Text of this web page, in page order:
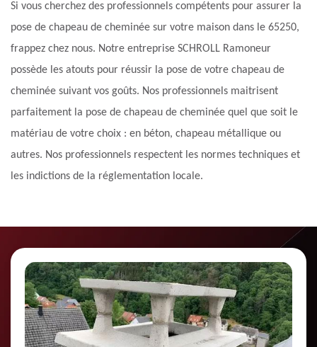
Si vous cherchez des professionnels compétents pour assurer la
pose de chapeau de cheminée sur votre maison dans le 65250,
frappez chez nous. Notre entreprise SCHROLL Ramoneur
possède les atouts pour réussir la pose de votre chapeau de
cheminée suivant vos goûts. Nos professionnels maitrisent
parfaitement la pose de chapeau de cheminée quel que soit le
matériau de votre choix : en béton, chapeau métallique ou
autres. Nos professionnels respectent les normes techniques et
les indictions de la réglementation locale.